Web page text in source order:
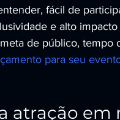
fácil de
e alto
de público, tempo
para seu
atração em